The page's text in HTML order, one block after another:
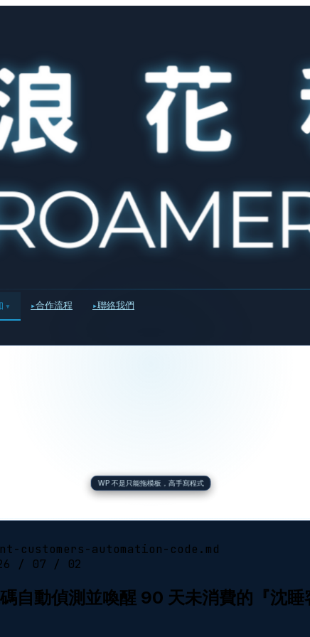
▾ ▸合作流程 ▸聯絡我們
WP 不是只能拖模板，高手寫程式
customers-automation-code.md
/ 07 / 02
自動偵測並喚醒 90 天未消費的『沈睡